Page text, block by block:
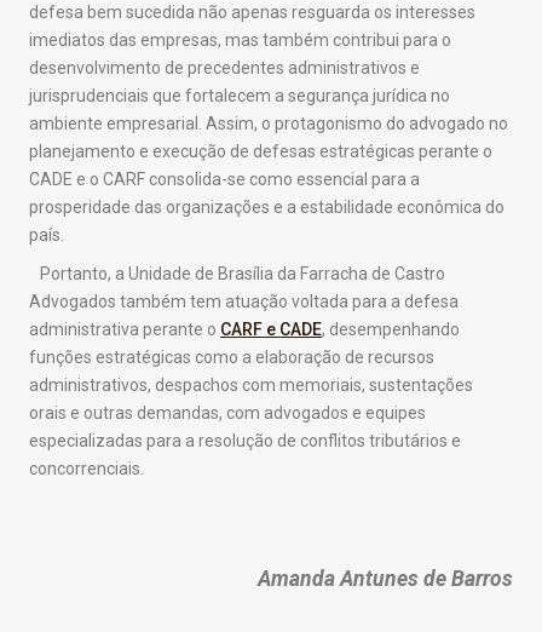
defesa bem sucedida não apenas resguarda os interesses
imediatos das empresas, mas também contribui para o
desenvolvimento de precedentes administrativos e
jurisprudenciais que fortalecem a segurança jurídica no
ambiente empresarial. Assim, o protagonismo do advogado no
planejamento e execução de defesas estratégicas perante o
CADE e o CARF consolida-se como essencial para a
prosperidade das organizações e a estabilidade econômica do
país.
Portanto, a Unidade de Brasília da Farracha de Castro
Advogados também tem atuação voltada para a defesa
administrativa perante o CARF e CADE, desempenhando
funções estratégicas como a elaboração de recursos
administrativos, despachos com memoriais, sustentações
orais e outras demandas, com advogados e equipes
especializadas para a resolução de conflitos tributários e
concorrenciais.
Amanda Antunes de Barros